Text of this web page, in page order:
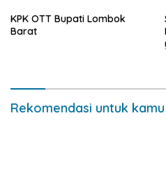
KPK OTT Bupati Lombok
Barat
Rekomendasi untuk kamu